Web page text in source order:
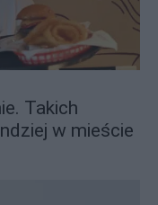
Takich
w mieście